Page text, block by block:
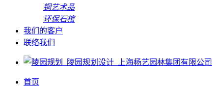
铜艺术品
环保石棺
我们的客户
联络我们
首页